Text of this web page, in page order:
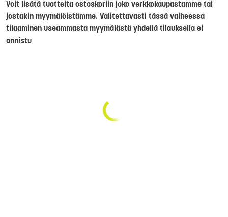
Voit lisätä tuotteita ostoskoriin joko verkkokaupastamme tai
jostakin myymälöistämme. Valitettavasti tässä vaiheessa
tilaaminen useammasta myymälästä yhdellä tilauksella ei
onnistu